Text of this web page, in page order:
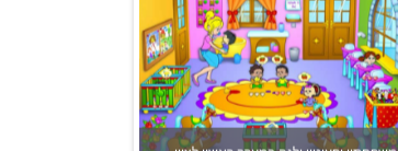
משפחתון ופעוטון ילנה במערב ראשון לציון